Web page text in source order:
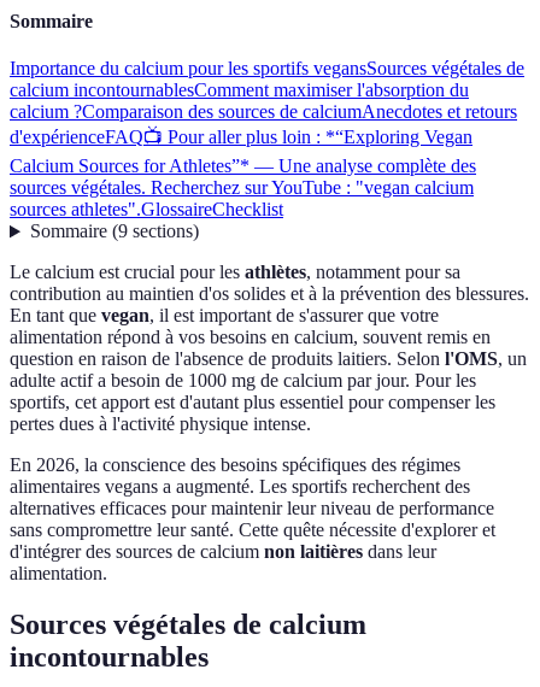
Sommaire
Importance du calcium pour les sportifs vegansSources végétales de
calcium incontournablesComment maximiser l'absorption du
calcium ?Comparaison des sources de calciumAnecdotes et retours
d'expérienceFAQ📺 Pour aller plus loin : *“Exploring Vegan
Calcium Sources for Athletes”* — Une analyse complète des
sources végétales. Recherchez sur YouTube : "vegan calcium
sources athletes".GlossaireChecklist
Sommaire(9 sections)
Le calcium est crucial pour les athlètes, notamment pour sa
contribution au maintien d'os solides et à la prévention des blessures.
En tant que vegan, il est important de s'assurer que votre
alimentation répond à vos besoins en calcium, souvent remis en
question en raison de l'absence de produits laitiers. Selon l'OMS, un
adulte actif a besoin de 1000 mg de calcium par jour. Pour les
sportifs, cet apport est d'autant plus essentiel pour compenser les
pertes dues à l'activité physique intense.
En 2026, la conscience des besoins spécifiques des régimes
alimentaires vegans a augmenté. Les sportifs recherchent des
alternatives efficaces pour maintenir leur niveau de performance
sans compromettre leur santé. Cette quête nécessite d'explorer et
d'intégrer des sources de calcium non laitières dans leur
alimentation.
Sources végétales de calcium
incontournables